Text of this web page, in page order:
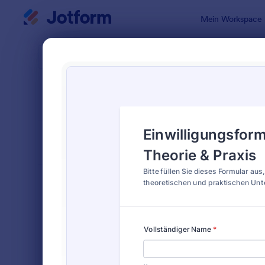
Mein Workspace
Klassisch
675